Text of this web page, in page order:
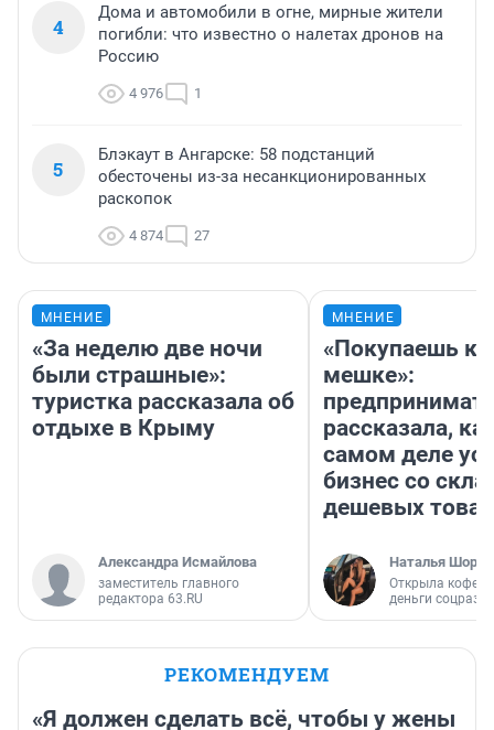
4
Дома и автомобили в огне, мирные жители
погибли: что известно о налетах дронов на
Россию
4 976 1
5
Блэкаут в Ангарске: 58 подстанций
обесточены из-за несанкционированных
раскопок
4 874 27
МНЕНИЕ
«За неделю две ночи
были страшные»:
туристка рассказала об
отдыхе в Крыму
Александра Исмайлова
заместитель главного
редактора 63.RU
МНЕНИЕ
«Покупаешь
мешке»:
рассказала,
самом деле
бизнес со
дешевых
Наталья
Открыла
деньги
РЕКОМЕНДУЕМ
«Я должен сделать всё, чтобы у жены